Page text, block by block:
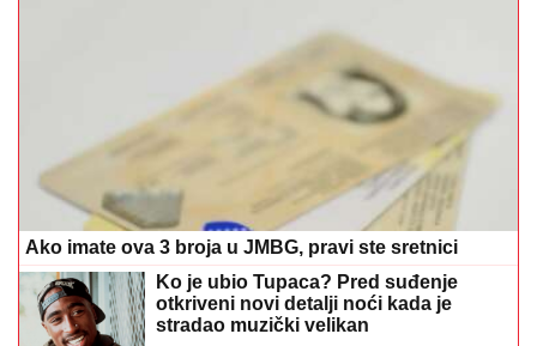
Ako imate ova 3 broja u JMBG, pravi ste sretnici
Ko je ubio Tupaca? Pred suđenje
otkriveni novi detalji noći kada je
stradao muzički velikan